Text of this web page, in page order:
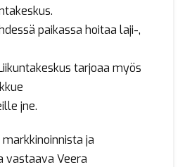
paikassa hoitaa laji-,
tarjoaa myös
jne.
ja
vastaava Veera